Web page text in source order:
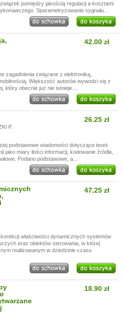
pomiędzy jakością regulacji a kosztami
Sparametryzowanie sygnału...
42.00 zł
zagadnienia związane z elektroniką,
Większość autorów wywodzi się z
który obecnie już nie istnieje....
P.
26.25 zł
podstawowe wiadomości dotyczące teorii
jako miary ilości informacji, kodowanie źródła,
Podano podstawowe, a...
47.25 zł
właściwości dynamicznych systemów
oraz obiektów sterowania, w której
realizowanym w dziedzinie czasu
18.90 zł